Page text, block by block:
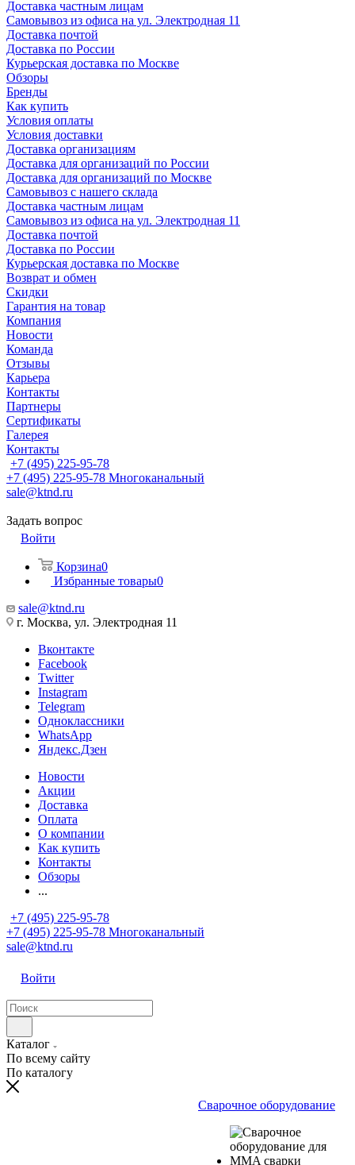
Доставка частным лицам
Самовывоз из офиса на ул. Электродная 11
Доставка почтой
Доставка по России
Курьерская доставка по Москве
Обзоры
Бренды
Как купить
Условия оплаты
Условия доставки
Доставка организациям
Доставка для организаций по России
Доставка для организаций по Москве
Самовывоз с нашего склада
Доставка частным лицам
Самовывоз из офиса на ул. Электродная 11
Доставка почтой
Доставка по России
Курьерская доставка по Москве
Возврат и обмен
Скидки
Гарантия на товар
Компания
Новости
Команда
Отзывы
Карьера
Контакты
Партнеры
Сертификаты
Галерея
Контакты
+7 (495) 225-95-78
+7 (495) 225-95-78 Многоканальный
sale@ktnd.ru
Задать вопрос
Войти
Корзина0
Избранные товары0
sale@ktnd.ru
г. Москва, ул. Электродная 11
Вконтакте
Facebook
Twitter
Instagram
Telegram
Одноклассники
WhatsApp
Яндекс.Дзен
Новости
Акции
Доставка
Оплата
О компании
Как купить
Контакты
Обзоры
...
+7 (495) 225-95-78
+7 (495) 225-95-78 Многоканальный
sale@ktnd.ru
Войти
Каталог
По всему сайту
По каталогу
Сварочное оборудование